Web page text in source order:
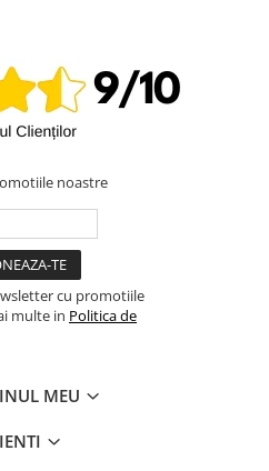
noastre
cu promotiile
multe in Politica de
MEU